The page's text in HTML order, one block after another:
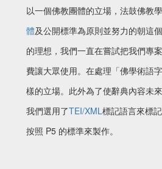
以一個佛教團體的立場，法鼓佛教
體及公開標準為原則並努力的朝這
的理想，我們一直在嘗試把我們專
費讓大眾使用。在處理「佛學術語
樣的立場。此外為了使辭典內容未
我們選用了TEI/XML標記語言來標
按照 P5 的標準來製作。